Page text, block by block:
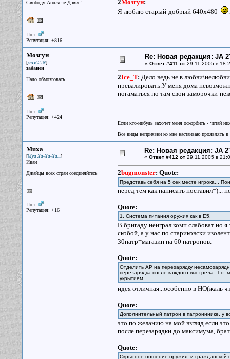
Свободу Анджеле Дэвис!
Пол:
Репутация: +816
2Мозгун:
Я люблю старый-добрый 640х480
.
Мозгун
[мозGUN]
забанен
Надо обмозговать...
Пол:
Репутация: +424
Re: Новая редакция: JA
« Ответ #411 от29.11.2005 в
2Ice_T: Дело ведь не в
превалировать.У меня дома
погаматься но там свои заморочки-
Если кто-нибудь захочет меня оскорбить - читай
----
Все виды неприязни ко мне настаиваю проявлять
Muxa
[Муа Ха-Ха-Ха...]
Иван
Джайцы всех стран соединяйтесь
Пол:
Репутация: +16
Re: Новая редакция: JA
« Ответ #412 от29.11.2005 в
2bugmonster: Quote:
Представь себя на 5 сек месте игрока...
перед тем как написать поставил=)...
Quote:
1. Система питания оружия как в E5.
В бригаду неиграл комп слабоват но
скобой, а у нас по стариковски
30патр=магазин на 60 патронов.
Quote:
Отделить AP на перезарядку
перезарядка после каждого выстрела. Т.о.
укрытием.
идея отличная...особенно в НО(жаль
Quote:
Дополнительный патрон в патронннике, у
это по желанию на мой взгляд если
после перезарядки до максимума,
Quote:
Скрытное ношение оружия, и гражданской